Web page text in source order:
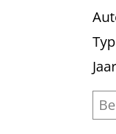
Jaar